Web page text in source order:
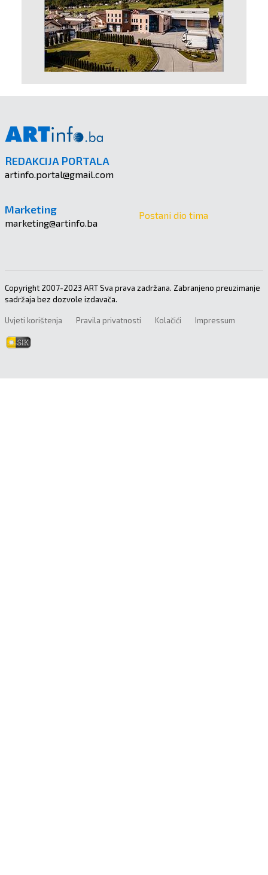
REDAKCIJA PORTALA
artinfo.portal@gmail.com
Marketing
marketing@artinfo.ba
Postani dio tima
Copyright 2007-2023 ART Sva prava zadržana. Zabranjeno preuzimanje
sadržaja bez dozvole izdavača.
Uvjeti korištenja Pravila privatnosti Kolačići Impressum